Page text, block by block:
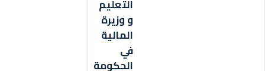
التعليم
و وزيرة
المالية
في
الحكومة